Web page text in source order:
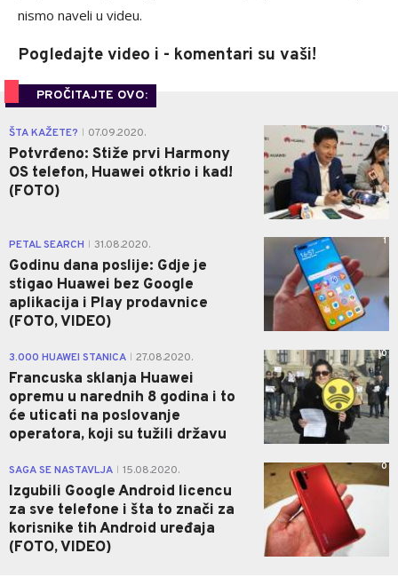
nismo naveli u videu.
Pogledajte video i - komentari su vaši!
PROČITAJTE OVO:
ŠTA KAŽETE? 07.09.2020.
Potvrđeno: Stiže prvi Harmony
OS telefon, Huawei otkrio i kad!
(FOTO)
0
PETAL SEARCH 31.08.2020.
Godinu dana poslije: Gdje je
stigao Huawei bez Google
aplikacija i Play prodavnice
(FOTO, VIDEO)
1
3.000 HUAWEI STANICA 27.08.2020.
Francuska sklanja Huawei
opremu u narednih 8 godina i to
će uticati na poslovanje
operatora, koji su tužili državu
0
SAGA SE NASTAVLJA 15.08.2020.
Izgubili Google Android licencu
za sve telefone i šta to znači za
korisnike tih Android uređaja
(FOTO, VIDEO)
0